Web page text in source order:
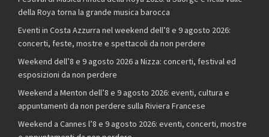
della Roya torna la grande musica barocca
Eventi in Costa Azzurra nel weekend dell’8 e 9 agosto 2026:
concerti, feste, mostre e spettacoli da non perdere
Weekend dell’8 e 9 agosto 2026 a Nizza: concerti, festival ed
esposizioni da non perdere
Weekend a Menton dell’8 e 9 agosto 2026: eventi, cultura e
appuntamenti da non perdere sulla Riviera Francese
Weekend a Cannes l’8 e 9 agosto 2026: eventi, concerti, mostre